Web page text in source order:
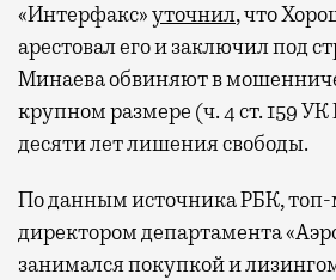
«Интерфакс»уточнил, что
арестовал его и заключил под
Минаева обвиняют в
крупном размере (ч. 4 ст. 159
десяти лет лишения свободы.
По данным источника РБК,
директором департамента
занимался покупкой и